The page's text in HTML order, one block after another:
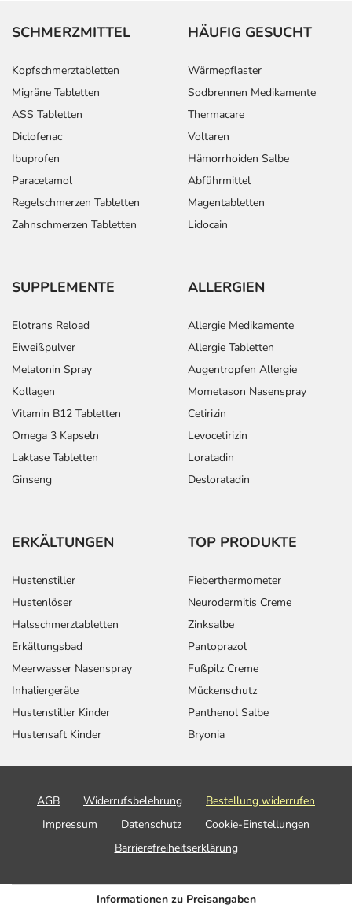
SCHMERZMITTEL
Kopfschmerztabletten
Migräne Tabletten
ASS Tabletten
Diclofenac
Ibuprofen
Paracetamol
Regelschmerzen Tabletten
Zahnschmerzen Tabletten
HÄUFIG GESUCHT
Wärmepflaster
Sodbrennen Medikamente
Thermacare
Voltaren
Hämorrhoiden Salbe
Abführmittel
Magentabletten
Lidocain
SUPPLEMENTE
Elotrans Reload
Eiweißpulver
Melatonin Spray
Kollagen
Vitamin B12 Tabletten
Omega 3 Kapseln
Laktase Tabletten
Ginseng
ALLERGIEN
Allergie Medikamente
Allergie Tabletten
Augentropfen Allergie
Mometason Nasenspray
Cetirizin
Levocetirizin
Loratadin
Desloratadin
ERKÄLTUNGEN
Hustenstiller
Hustenlöser
Halsschmerztabletten
Erkältungsbad
Meerwasser Nasenspray
Inhaliergeräte
Hustenstiller Kinder
Hustensaft Kinder
TOP PRODUKTE
Fieberthermometer
Neurodermitis Creme
Zinksalbe
Pantoprazol
Fußpilz Creme
Mückenschutz
Panthenol Salbe
Bryonia
AGB Widerrufsbelehrung
Bestellung widerrufen
Impressum
Datenschutz
Cookie-Einstellungen
Barrierefreiheitserklärung
Informationen zu Preisangaben